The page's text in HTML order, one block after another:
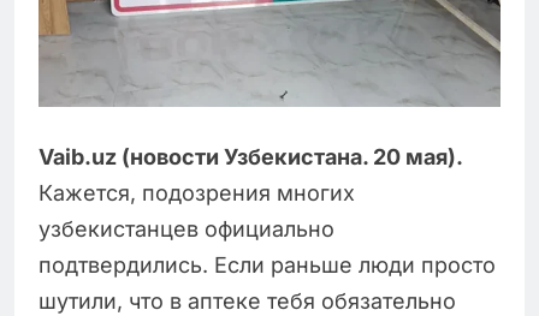
Vaib.uz (новости Узбекистана. 20 мая).
Кажется, подозрения многих
узбекистанцев официально
подтвердились. Если раньше люди просто
шутили, что в аптеке тебя обязательно